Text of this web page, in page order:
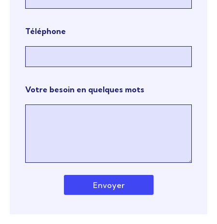
*
Téléphone
Votre besoin en quelques mots
Envoyer